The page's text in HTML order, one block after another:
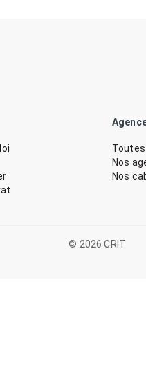
Toutes
Nos
Nos
© 2026 CRIT